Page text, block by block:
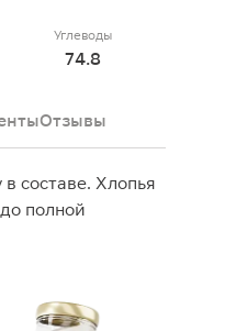
Углеводы
74.8
Отзывы
составе. Хлопья
полной